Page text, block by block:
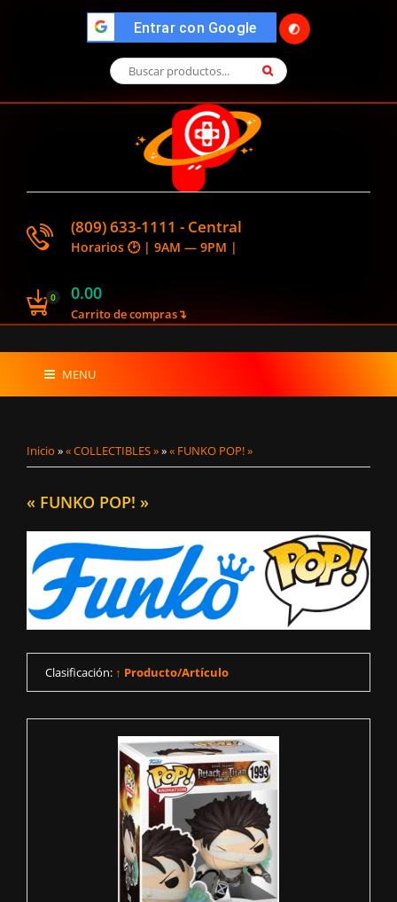
Entrar con Google 🌓
(809) 633-1111 - Central
Horarios 🕑 | 9AM — 9PM |
0 0.00
Carrito de compras↴
MENU
Inicio »« COLLECTIBLES »»« FUNKO POP! »
« FUNKO POP! »
Clasificación: ↑ Producto/Artículo